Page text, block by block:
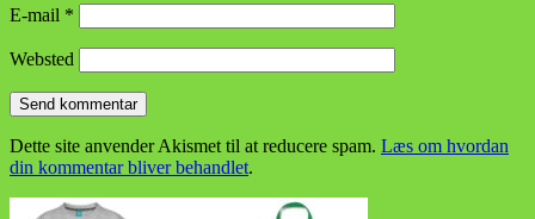
E-mail *
Websted
Dette site anvender Akismet til at reducere spam. Læs om hvordan
din kommentar bliver behandlet.